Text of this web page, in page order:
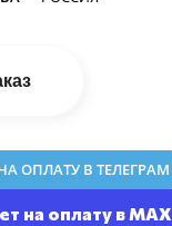
ОПЛАТУ В ТЕЛЕГРАМ
на оплату в MAX